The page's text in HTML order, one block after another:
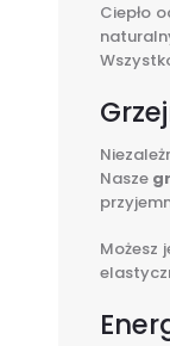
Ciepło
Nasze
Możesz